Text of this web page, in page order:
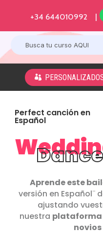
+34 644010992 |

Perfect canción en
Español
Aprende este
versión en Español¨
ajustando
nuestra plataforma
novios